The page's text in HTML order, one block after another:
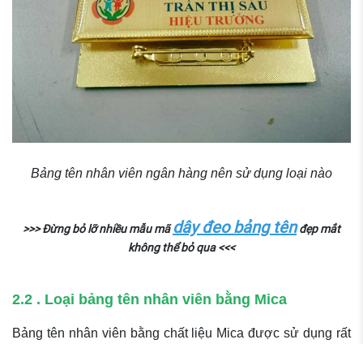
Bảng tên nhân viên ngân hàng nên sử dụng loại nào
>>> Đừng bỏ lỡ nhiều mẫu mãdây đeo bảng tênđẹp mắt
không thể bỏ qua <<<
2.2 . Loại bảng tên nhân viên bằng Mica
Bảng tên nhân viên bằng chất liệu Mica được sử dụng rất